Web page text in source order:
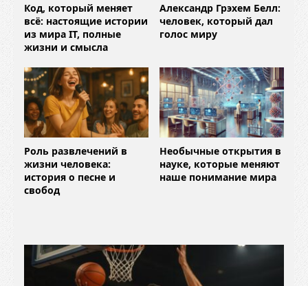
Код, который меняет
всё: настоящие истории
из мира IT, полные
жизни и смысла
Александр Грэхем Белл:
человек, который дал
голос миру
Роль развлечений в
жизни человека:
история о песне и
свобод
Необычные открытия в
науке, которые меняют
наше понимание мира